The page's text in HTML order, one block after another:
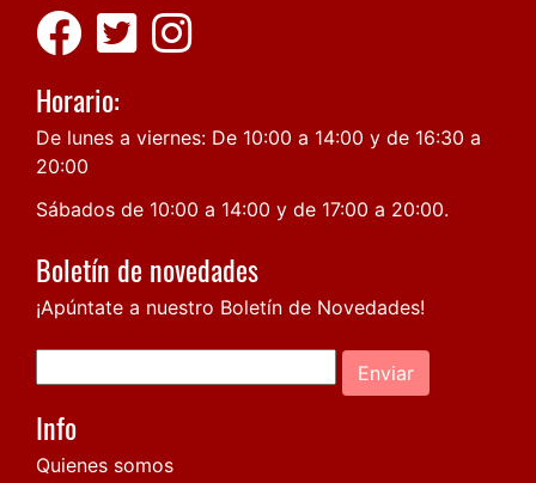
Horario:
De lunes a viernes: De 10:00 a 14:00 y de 16:30 a
20:00
Sábados de 10:00 a 14:00 y de 17:00 a 20:00.
Boletín de novedades
¡Apúntate a nuestro Boletín de Novedades!
Enviar
Info
Quienes somos